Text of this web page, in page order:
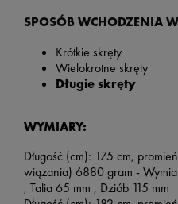
SPOSÓB WCHODZENIA
Krótkie skręty
Wielokrotne skręty
Długie skręty
WYMIARY:
Długość (cm): 175 cm,
wiązania) 6880gram -
, Talia 65 mm , Dziób 115 mm